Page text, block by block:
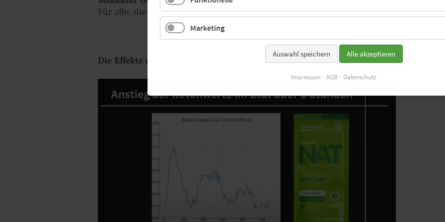
Für alle, die essüßmögen: Strawberry-Peach oder Heart Tart.
Die Effekte der Ketone sind im Blut messbar.
Marketing
Auswahl speichern Alle akzeptieren
Impressum AGB Datenschutz